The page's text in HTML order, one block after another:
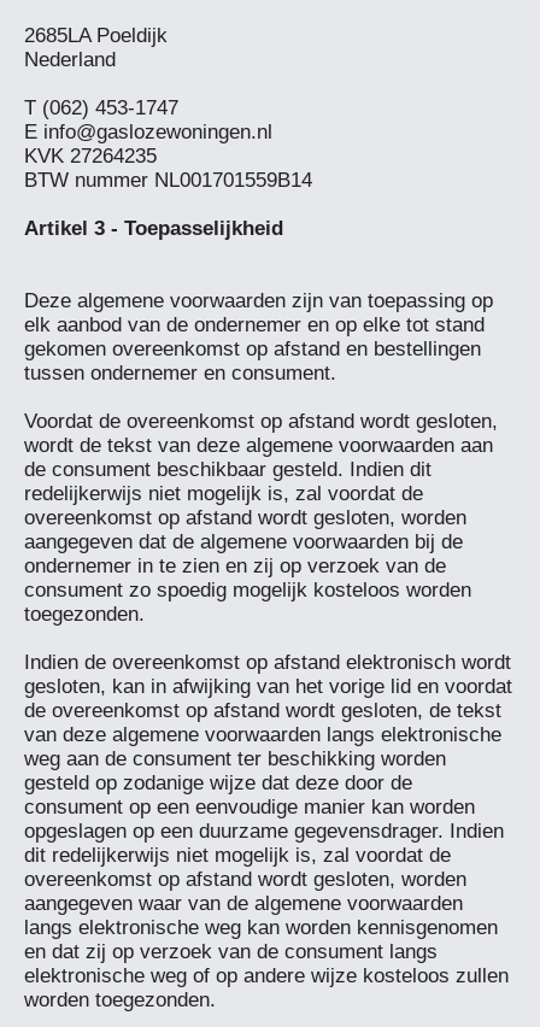
2685LA Poeldijk
Nederland
T (062) 453-1747
E info@gaslozewoningen.nl
KVK 27264235
BTW nummer NL001701559B14
Deze algemene voorwaarden zijn van toepassing op
elk aanbod van de ondernemer en op elke tot stand
gekomen overeenkomst op afstand en bestellingen
tussen ondernemer en consument.
Voordat de overeenkomst op afstand wordt gesloten,
wordt de tekst van deze algemene voorwaarden aan
de consument beschikbaar gesteld. Indien dit
redelijkerwijs niet mogelijk is, zal voordat de
overeenkomst op afstand wordt gesloten, worden
aangegeven dat de algemene voorwaarden bij de
ondernemer in te zien en zij op verzoek van de
consument zo spoedig mogelijk kosteloos worden
toegezonden.
Indien de overeenkomst op afstand elektronisch wordt
gesloten, kan in afwijking van het vorige lid en voordat
de overeenkomst op afstand wordt gesloten, de tekst
van deze algemene voorwaarden langs elektronische
weg aan de consument ter beschikking worden
gesteld op zodanige wijze dat deze door de
consument op een eenvoudige manier kan worden
opgeslagen op een duurzame gegevensdrager. Indien
dit redelijkerwijs niet mogelijk is, zal voordat de
overeenkomst op afstand wordt gesloten, worden
aangegeven waar van de algemene voorwaarden
langs elektronische weg kan worden kennisgenomen
en dat zij op verzoek van de consument langs
elektronische weg of op andere wijze kosteloos zullen
worden toegezonden.